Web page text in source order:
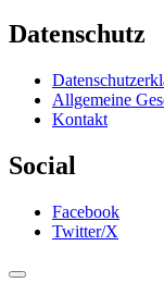
Datenschutz
Allgemeine
Kontakt
Social
Facebook
Twitter/X